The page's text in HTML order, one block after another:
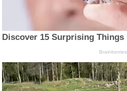
Discover 15 Surprising
Brainberries